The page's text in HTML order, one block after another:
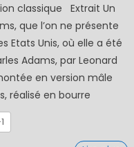
classique Extrait Un
que l’on ne présente
Etats Unis, où elle a été
Adams, par Leonard
en version mâle
réalisé en bourre